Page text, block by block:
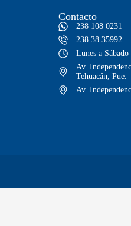
Contacto
238 108 0231
238 38 35992
Lunes a
Av.
Tehuacán, Pue.
Av.